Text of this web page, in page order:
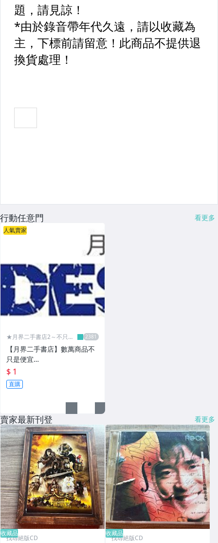
行動任意門 看更多
人氣賣家
★月界二手書店2～不只是
【月界二手書店】數萬商品不
只是便宜…
$ 1
直購
賣家最新刊登 看更多
收藏品
找尋絕版CD
收藏品
找尋絕版CD